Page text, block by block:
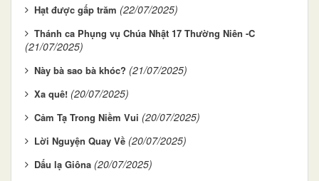
Hạt được gấp trăm (22/07/2025)
Thánh ca Phụng vụ Chúa Nhật 17 Thường Niên -C
(21/07/2025)
Này bà sao bà khóc? (21/07/2025)
Xa quê! (20/07/2025)
Cảm Tạ Trong Niềm Vui (20/07/2025)
Lời Nguyện Quay Về (20/07/2025)
Dấu lạ Giôna (20/07/2025)